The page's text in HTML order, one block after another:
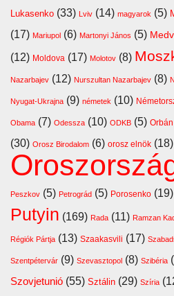
Lukasenko (33) Lviv (14) magyarok (5)
(17) Mariupol (6) Martonyi János (5)
(12) Moldova (17) Molotov (8)
Nazarbajev (12) Nurszultan Nazarbajev (8)
Nyugat-Ukrajna (9) németek (10)
Obama (7) Odessza (10) ODKB (5)
(30) Orosz Birodalom (6) orosz elnök (18)
Peszkov (5) Petrográd (5) Porosenko (19)
Putyin (169) Rada (11) Ramzan
Régiók Pártja (13) Szaakasvili (17)
Szentpétervár (9) Szevasztopol (8) Szibéria
Szovjetunió (55) Sztálin (29) Szíria